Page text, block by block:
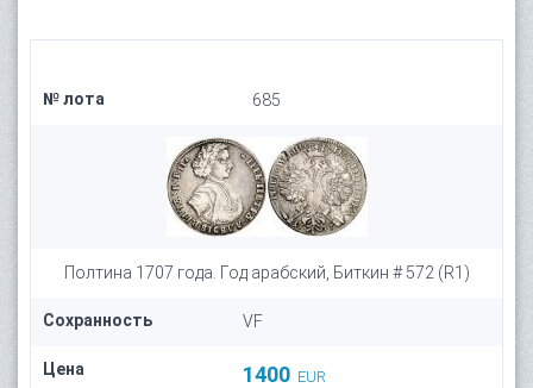
№ лота 685
Полтина 1707 года. Год арабский, Биткин # 572 (R1)
Сохранность VF
Цена 1400 EUR